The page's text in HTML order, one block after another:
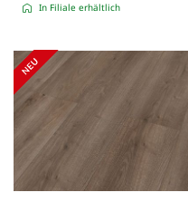
In Filiale erhältlich